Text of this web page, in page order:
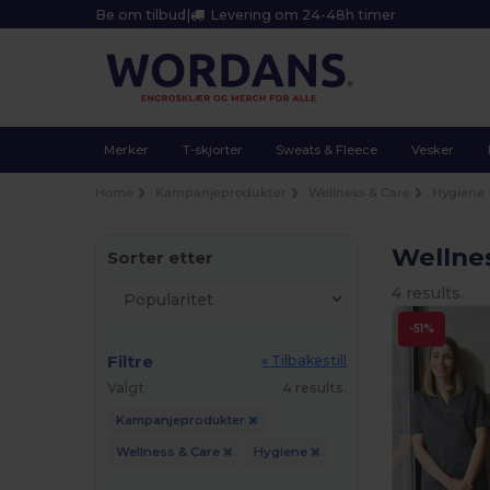
Be om tilbud | Levering om 24-48h timer
Merker T-skjorter Sweats & Fleece Vesker
Sorter etter
Filtre
« Tilbakestill
Valgt
4 results.
Kampanjeprodukter
Wellness & Care Hygiene
4 results.
-51%